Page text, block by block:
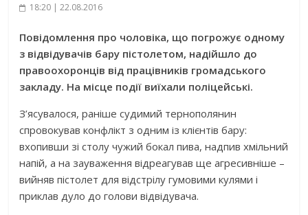
18:20 | 22.08.2016
Повідомлення про чоловіка, що погрожує одному
з відвідувачів бару пістолетом, надійшло до
правоохоронців від працівників громадського
закладу. На місце події виїхали поліцейські.
З’ясувалося, раніше судимий тернополянин
спровокував конфлікт з одним із клієнтів бару:
вхопивши зі столу чужий бокал пива, надпив хмільний
напій, а на зауваження відреагував ще агресивніше –
вийняв пістолет для відстрілу гумовими кулями і
приклав дуло до голови відвідувача.